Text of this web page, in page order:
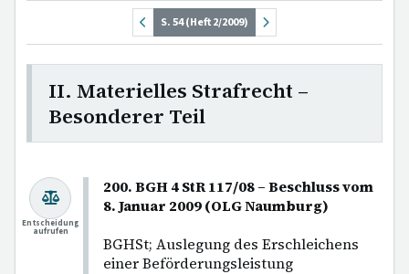
S. 54 (Heft 2/2009)
II. Materielles Strafrecht –
Besonderer Teil
200. BGH 4 StR 117/08 – Beschluss vom
8. Januar 2009 (OLG Naumburg)
BGHSt; Auslegung des Erschleichens
einer Beförderungsleistung
Entscheidung
aufrufen